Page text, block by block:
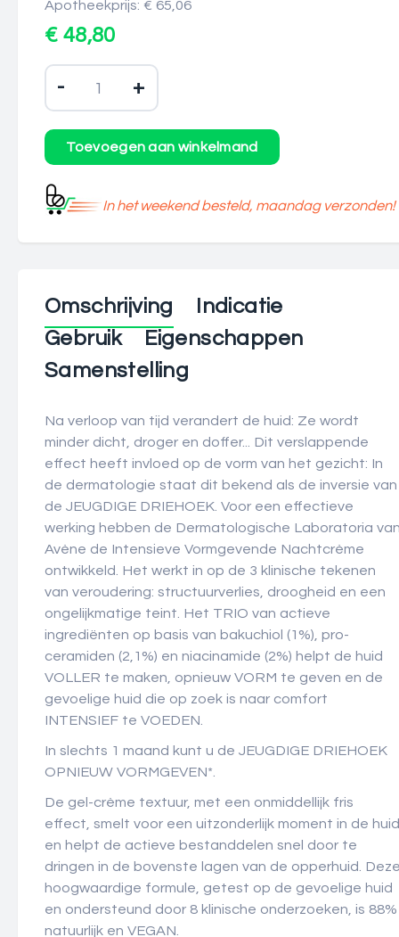
Apotheekprijs: € 65,06
€ 48,80
- +
In het weekend besteld, maandag verzonden!
Omschrijving
Indicatie
Gebruik
Eigenschappen
Samenstelling
Na verloop van tijd verandert de huid: Ze wordt
minder dicht, droger en doffer... Dit verslappende
effect heeft invloed op de vorm van het gezicht: In
de dermatologie staat dit bekend als de inversie van
de JEUGDIGE DRIEHOEK. Voor een effectieve
werking hebben de Dermatologische Laboratoria
Avène de Intensieve Vormgevende Nachtcrème
ontwikkeld. Het werkt in op de 3 klinische tekenen
van veroudering: structuurverlies, droogheid en een
ongelijkmatige teint. Het TRIO van actieve
ingrediënten op basis van bakuchiol (1%), pro-
ceramiden (2,1%) en niacinamide (2%) helpt de huid
VOLLER te maken, opnieuw VORM te geven en de
gevoelige huid die op zoek is naar comfort
INTENSIEF te VOEDEN.
In slechts 1 maand kunt u de JEUGDIGE DRIEHOEK
OPNIEUW VORMGEVEN*.
De gel-crème textuur, met een onmiddellijk fris
effect, smelt voor een uitzonderlijk moment in de huid
en helpt de actieve bestanddelen snel door te
dringen in de bovenste lagen van de opperhuid.
hoogwaardige formule, getest op de gevoelige huid
en ondersteund door 8 klinische onderzoeken, is 88%
natuurlijk en VEGAN.